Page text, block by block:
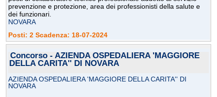
prevenzione e protezione, area dei professionisti della salute e
dei funzionari.
NOVARA
Posti: 2 Scadenza: 18-07-2024
Concorso - AZIENDA OSPEDALIERA 'MAGGIORE
DELLA CARITA'' DI NOVARA
AZIENDA OSPEDALIERA 'MAGGIORE DELLA CARITA'' DI
NOVARA